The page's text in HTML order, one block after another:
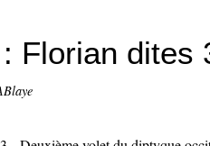
Florian dites